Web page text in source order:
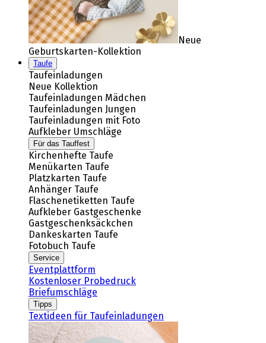
Neue
Geburtskarten-Kollektion
Taufe
Taufeinladungen
Neue Kollektion
Taufeinladungen Mädchen
Taufeinladungen Jungen
Taufeinladungen mit Foto
Aufkleber Umschläge
Für das Tauffest
Kirchenhefte Taufe
Menükarten Taufe
Platzkarten Taufe
Anhänger Taufe
Flaschenetiketten Taufe
Aufkleber Gastgeschenke
Gastgeschenksäckchen
Dankeskarten Taufe
Fotobuch Taufe
Service
Eventplattform
Kostenloser Probedruck
Briefumschläge
Tipps
Textideen für Taufeinladungen